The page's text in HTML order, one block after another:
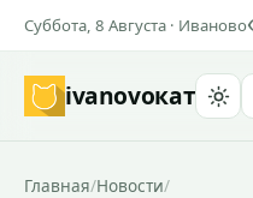
Суббота, 8 Августа · Иваново
ivanovoкат
Главная/Новости/